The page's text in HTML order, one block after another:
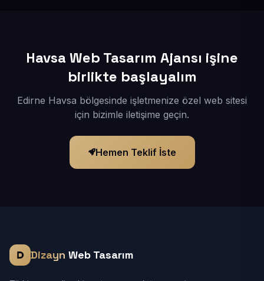
Havsa Web Tasarım Ajansı işine
birlikte başlayalım
Edirne Havsa bölgesinde işletmenize özel web sitesi
için bizimle iletişime geçin.
Hemen Teklif İste
Dizayn Web Tasarım